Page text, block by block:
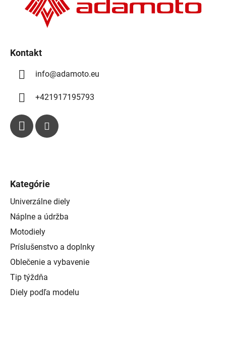
e
Kontakt
info@adamoto.eu
+421917195793
Kategórie
Univerzálne diely
Náplne a údržba
Motodiely
Príslušenstvo a doplnky
Oblečenie a vybavenie
Tip týždňa
Diely podľa modelu